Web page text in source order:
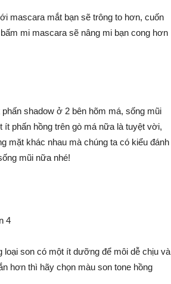
mascara mắt bạn sẽ trông to hơn, cuốn
mi mascara sẽ nâng mi bạn cong hơn
shadow ở 2 bên hõm má, sống mũi
phấn hồng trên gò má nữa là tuyệt vời,
mặt khác nhau mà chúng ta có kiểu đánh
mũi nữa nhé!
loại son có một ít dưỡng để môi dễ chịu và
hơn thì hãy chọn màu son tone hồng